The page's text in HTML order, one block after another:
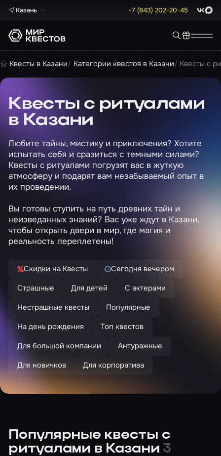
Казань +7 (843) 202-20-45 Max
Квесты в Казани Категории квестов в Казани Квесты с
Квесты с ритуалами
в Казани
Любите тайны, мистику и приключения? Хотите
испытать себя и сразиться с темными силами?
Квесты с ритуалами погрузят вас в жуткую
атмосферу и подарят вам незабываемый опыт в
их проведении.
Вы готовы ступить на путь древних тайн и
неизведанных знаний? Вас уже ждут в Казани,
чтобы открыть двери в мир, где магия и
реальность переплетены!
Скидки на Квесты
Сегодня вечером
Страшные
Для детей
С актерами
Нестрашные квесты
Популярные
На день рождения
Топ квестов
Для большой компании
Антуражные
Для новичков
Для корпоратива
Популярные квесты с
ритуалами в Казани 3